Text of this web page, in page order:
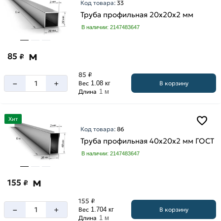
Код товара:33
Труба профильная 20х20х2 мм
В наличии: 2147483647
85 ₽ м
– +
85 ₽
Вес 1.08 кг
Длина 1 м
В корзину
Хит
Код товара:86
Труба профильная 40х20х2 мм ГОСТ
В наличии: 2147483647
155 ₽ м
– +
155 ₽
Вес 1.704 кг
Длина 1 м
В корзину